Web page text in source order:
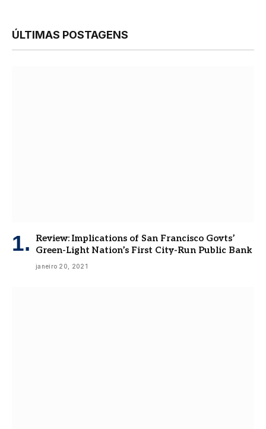
ÚLTIMAS POSTAGENS
Review: Implications of San Francisco Govts’
Green-Light Nation’s First City-Run Public Bank
janeiro 20, 2021